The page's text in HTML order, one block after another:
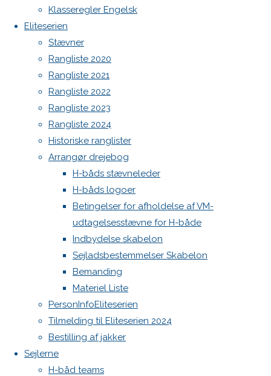
Klasseregler Engelsk
Eliteserien
Stævner
Rangliste 2020
Rangliste 2021
Rangliste 2022
Rangliste 2023
Rangliste 2024
Historiske ranglister
Arrangør drejebog
H-båds stævneleder
H-båds logoer
Betingelser for afholdelse af VM-
udtagelsesstævne for H-både
Indbydelse skabelon
Sejladsbestemmelser Skabelon
Bemanding
Materiel Liste
PersonInfoEliteserien
Tilmelding til Eliteserien 2024
Bestilling af jakker
Sejlerne
H-båd teams
Previous
image
Next
image
Skriv
et
svar
Din e-
mailadresse
vil ikke
blive
publiceret.
Krævede
felter er
markeret
med*
WordPress.org